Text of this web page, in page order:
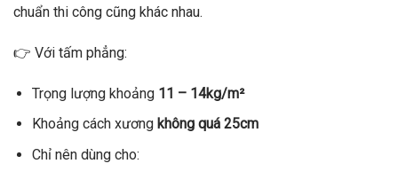
chuẩn thi công cũng khác nhau.
👉 Với tấm phẳng:
Trọng lượng khoảng 11 – 14kg/m²
Khoảng cách xương không quá 25cm
Chỉ nên dùng cho: